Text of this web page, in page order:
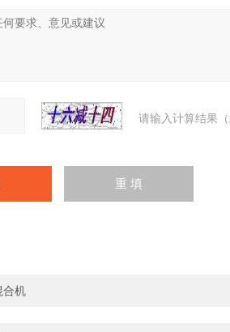
请输入计算结果
合机